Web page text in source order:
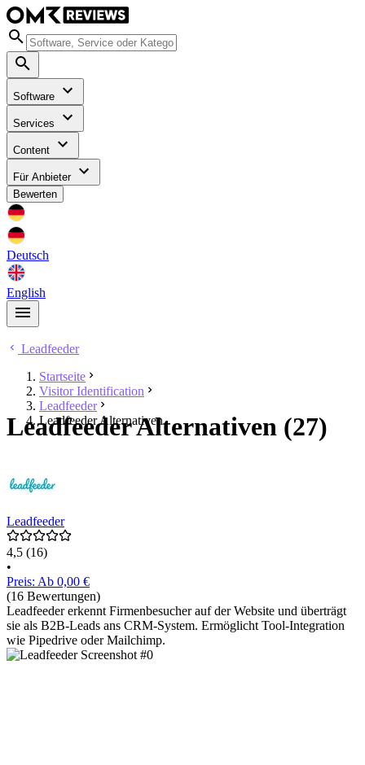
Software
Services
Content
Für Anbieter
Bewerten
Deutsch
English
Leadfeeder
Startseite
Visitor Identification
Leadfeeder
Leadfeeder Alternativen
Leadfeeder Alternativen (27)
Leadfeeder
4,5 (16)
•
Preis: Ab 0,00 €
(16 Bewertungen)
Leadfeeder erkennt Firmenbesucher auf der Website und überträgt
sie als B2B-Leads ans CRM-System. Ermöglicht Tool-Integration
wie Pipedrive oder Mailchimp.